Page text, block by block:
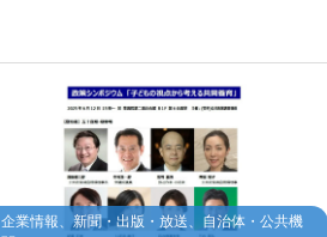
企業情報、新聞・出版・放送、自治体・公共機